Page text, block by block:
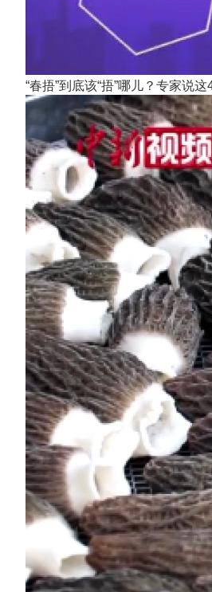
“春捂”到底该“捂”哪儿？专家说